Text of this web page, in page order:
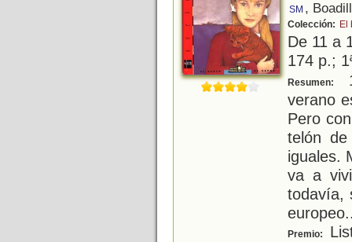
SM ,
Colección: El
De 11 a
174 p.;
Resumen:
verano
Pero
telón
iguales.
va a
todavía,
europeo.
Premio: